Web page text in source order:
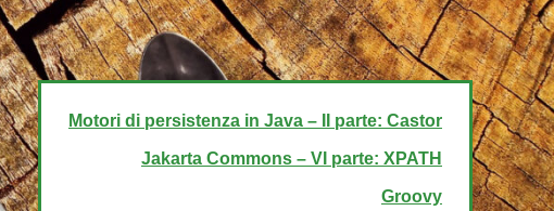
Motori di persistenza in Java – II parte: Castor
Jakarta Commons – VI parte: XPATH
Groovy